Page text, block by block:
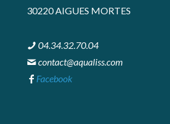
30220 AIGUES MORTES
04.34.32.70.04
contact@aqualiss.com
Facebook